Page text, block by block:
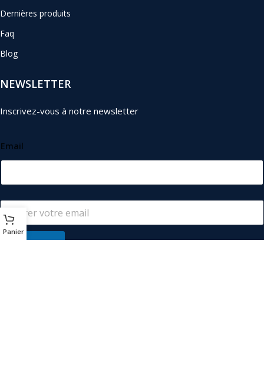
Dernières produits
Faq
Blog
NEWSLETTER
Inscrivez-vous à notre newsletter
Email
S'abonner
Panier